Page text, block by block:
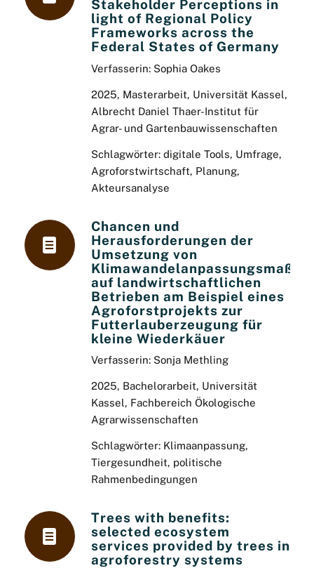
Stakeholder Perceptions in
light of Regional Policy
Frameworks across the
Federal States of Germany
Verfasserin: Sophia Oakes
2025, Masterarbeit, Universität Kassel,
Albrecht Daniel Thaer-Institut für
Agrar- und Gartenbauwissenschaften
Schlagwörter: digitale Tools, Umfrage,
Agroforstwirtschaft, Planung,
Akteursanalyse
Chancen und
Herausforderungen der
Umsetzung von
auf landwirtschaftlichen
Betrieben am Beispiel eines
Agroforstprojekts zur
Futterlauberzeugung für
kleine Wiederkäuer
Verfasserin: Sonja Methling
2025, Bachelorarbeit, Universität
Kassel, Fachbereich Ökologische
Agrarwissenschaften
Schlagwörter: Klimaanpassung,
Tiergesundheit, politische
Rahmenbedingungen
Trees with benefits:
selected ecosystem
services provided by trees in
agroforestry systems